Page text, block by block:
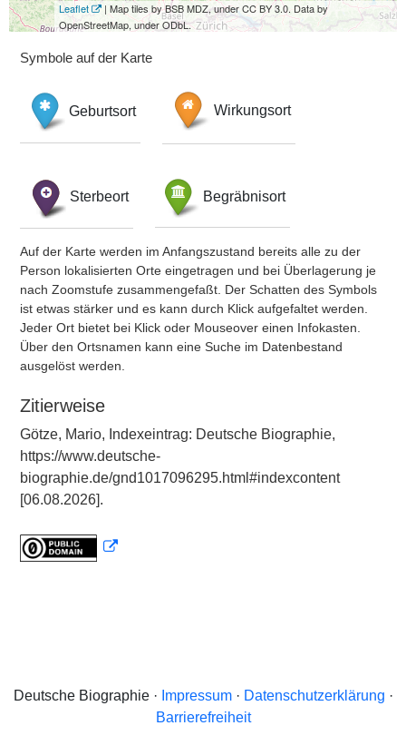
Leaflet
| Map tiles by BSB MDZ, under CC BY 3.0. Data by
OpenStreetMap, under ODbL.
Symbole auf der Karte
Geburtsort Wirkungsort
Sterbeort Begräbnisort
Auf der Karte werden im Anfangszustand bereits alle zu der
Person lokalisierten Orte eingetragen und bei Überlagerung je
nach Zoomstufe zusammengefaßt. Der Schatten des Symbols
ist etwas stärker und es kann durch Klick aufgefaltet werden.
Jeder Ort bietet bei Klick oder Mouseover einen Infokasten.
Über den Ortsnamen kann eine Suche im Datenbestand
ausgelöst werden.
Zitierweise
Götze, Mario, Indexeintrag: Deutsche Biographie,
https://www.deutsche-
biographie.de/gnd1017096295.html#indexcontent
[06.08.2026].
Deutsche Biographie · Impressum· Datenschutzerklärung ·
Barrierefreiheit